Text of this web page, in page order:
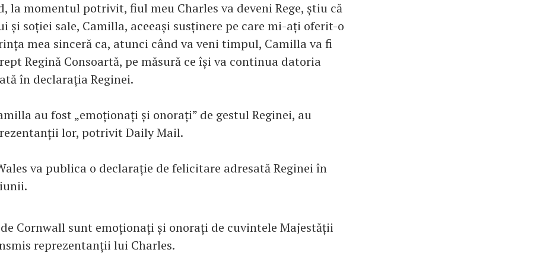
la momentul potrivit, fiul meu Charles va deveni Rege, știu că
și soției sale, Camilla, aceeași susținere pe care mi-ați oferit-o
mea sinceră ca, atunci când va veni timpul, Camilla va fi
Regină Consoartă, pe măsură ce își va continua datoria
în declarația Reginei.
au fost „emoționați și onorați” de gestul Reginei, au
lor, potrivit Daily Mail.
va publica o declarație de felicitare adresată Reginei în
de Cornwall sunt emoționați și onorați de cuvintele Majestății
reprezentanții lui Charles.